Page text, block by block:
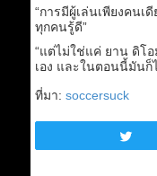
“การมีผู้เล่นเพียงคน
ทุกคนรู้ดี”
“แต่ไม่ใช่แค่ ยาน ดิโ
เอง และในตอนนี้มัน
ที่มา: soccersuck